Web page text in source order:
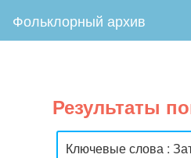
Фольклорный архив
Результаты
Ключевые слова :